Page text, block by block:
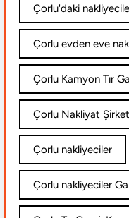
Çorlu'daki
Çorlu evden eve
Çorlu Kamyon Tır
Çorlu Nakliyat
Çorlu nakliyeciler
Çorlu nakliyeciler